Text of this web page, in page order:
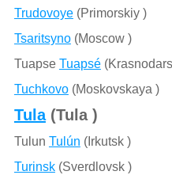
Trudovoye(Primorskiy )
Tsaritsyno(Moscow )
Tuapse Tuapsé
Tuchkovo(Moskovskaya )
Tula(Tula )
Tulun Tulún (Irkutsk )
Turinsk(Sverdlovsk )